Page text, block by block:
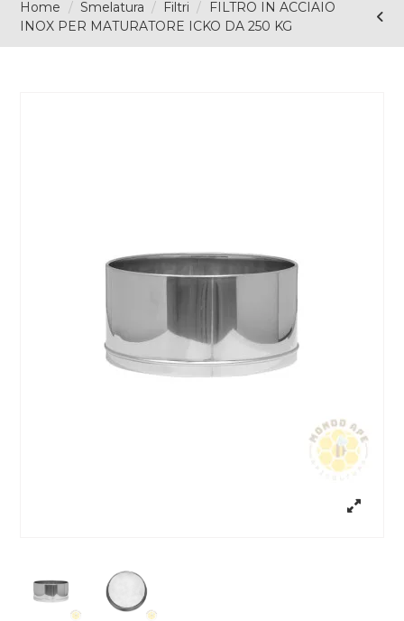
Home Smelatura Filtri
FILTRO IN ACCIAIO
INOX PER MATURATORE ICKO DA 250 KG